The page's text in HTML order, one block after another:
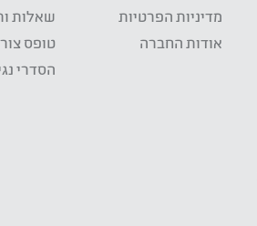
מדיניות הפרטיות
אודות החברה
שאלות
טופס
הסדרי